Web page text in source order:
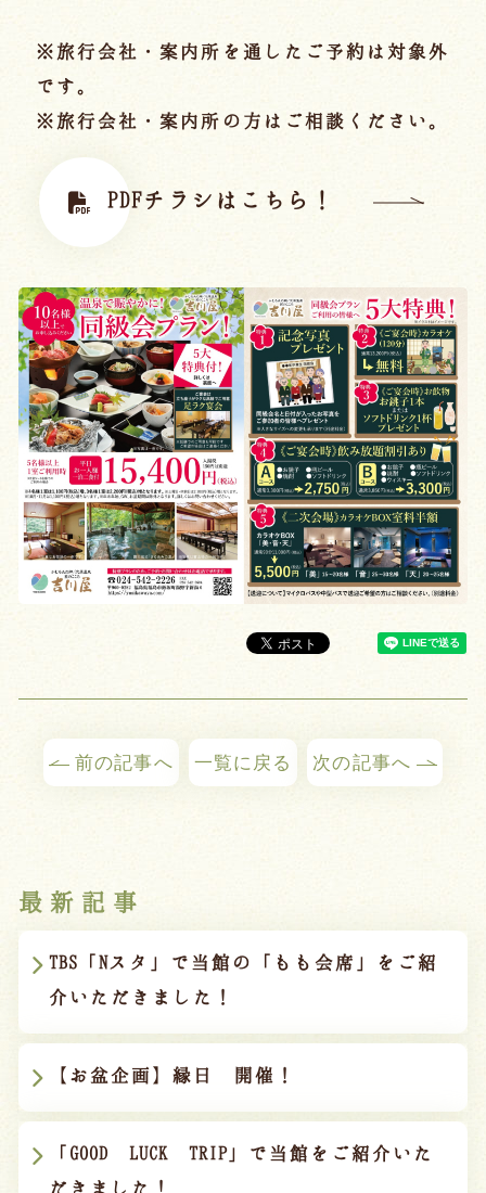
※旅行会社・案内所を通したご予約は対象外
です。
※旅行会社・案内所の方はご相談ください。
PDFチラシはこちら！
前の記事へ 一覧に戻る 次の記事へ
最新記事
TBS「Nスタ」で当館の「もも会席」をご紹
介いただきました！
【お盆企画】縁日 開催！
「GOOD LUCK TRIP」で当館をご紹介いた
だきました！
Tel.024-542-2226/ 9:00~18:00
Language